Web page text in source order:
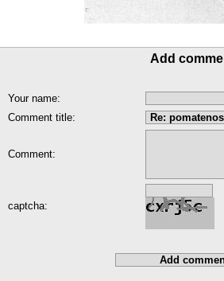
Add
Your name:
Comment title:
Comment:
captcha: